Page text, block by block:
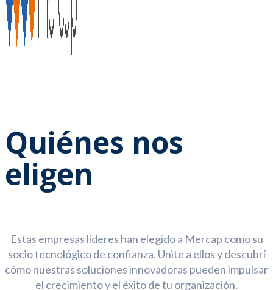
Quiénes nos
eligen
Estas empresas líderes han elegido a Mercap como su
socio tecnológico de confianza. Unite a ellos y descubrí
cómo nuestras soluciones innovadoras pueden impulsar
el crecimiento y el éxito de tu organización.